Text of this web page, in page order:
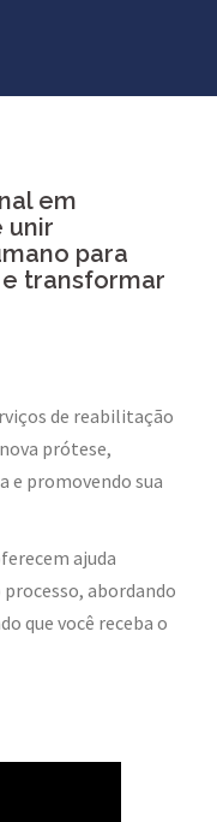
em
unir
para
transformar
de reabilitação
prótese,
e promovendo sua
ajuda
abordando
que você receba o